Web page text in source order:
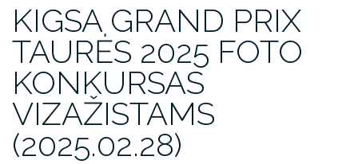
KIGSA GRAND PRIX
TAURĖS 2025 FOTO
KONKURSAS
VIZAŽISTAMS
(2025.02.28)